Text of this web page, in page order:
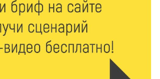
134
могут вписать свои семьи в